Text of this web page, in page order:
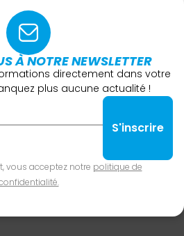
À NOTRE NEWSLETTER
directement dans votre
plus aucune actualité !
vous acceptez notre politique de